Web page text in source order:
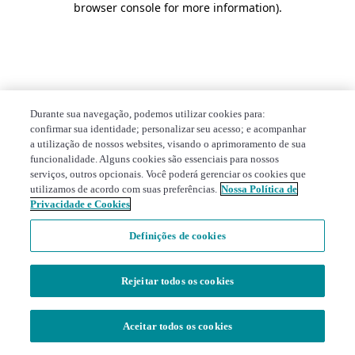
browser console for more information).
Durante sua navegação, podemos utilizar cookies para:
confirmar sua identidade; personalizar seu acesso; e acompanhar
a utilização de nossos websites, visando o aprimoramento de sua
funcionalidade. Alguns cookies são essenciais para nossos
serviços, outros opcionais. Você poderá gerenciar os cookies que
utilizamos de acordo com suas preferências. Nossa Política de
Privacidade e Cookies
Definições de cookies
Rejeitar todos os cookies
Aceitar todos os cookies